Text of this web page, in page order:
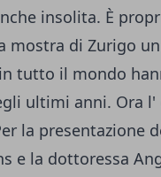
insolita. È
mostra di Zurigo
tutto il mondo
ultimi anni.
la
e la dottoressa